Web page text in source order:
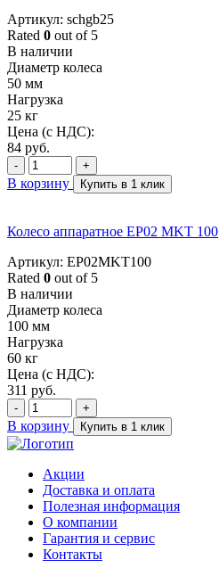
Артикул: schgb25
Rated 0 out of 5
В наличии
Диаметр колеса
50 мм
Нагрузка
25 кг
Цена (с НДС):
84 руб.
- +
В корзину Купить в 1 клик
Колесо аппаратное EP02 MKT 100
Артикул: EP02MKT100
Rated 0 out of 5
В наличии
Диаметр колеса
100 мм
Нагрузка
60 кг
Цена (с НДС):
311 руб.
- +
В корзину Купить в 1 клик
Акции
Доставка и оплата
Полезная информация
О компании
Гарантия и сервис
Контакты